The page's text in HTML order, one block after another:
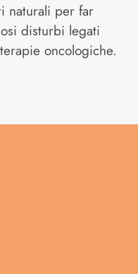
naturali per far
disturbi legati
oncologiche.